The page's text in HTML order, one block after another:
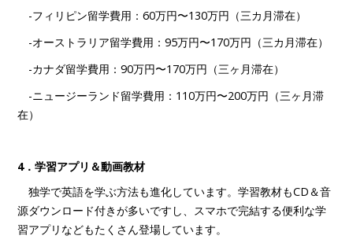
-フィリピン留学費用：60万円〜130万円（三カ月滞在）
-オーストラリア留学費用：95万円〜170万円（三カ月滞在）
-カナダ留学費用：90万円〜170万円（三ヶ月滞在）
-ニュージーランド留学費用：110万円〜200万円（三ヶ月滞
在）
4．学習アプリ＆動画教材
独学で英語を学ぶ方法も進化しています。学習教材もCD＆音
源ダウンロード付きが多いですし、スマホで完結する便利な学
習アプリなどもたくさん登場しています。